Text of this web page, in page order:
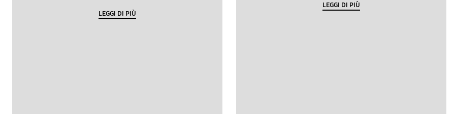
LEGGI DI PIÙ
LEGGI DI PIÙ